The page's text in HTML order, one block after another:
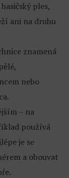
ples,
ani na druhu
znamená
nebo
– na
používá
je se
a obouvat